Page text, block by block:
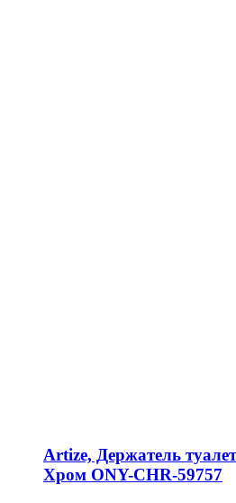
Artize, Держатель
Хром ONY-CHR-59757